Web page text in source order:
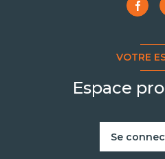
VOTRE
Espace
Se